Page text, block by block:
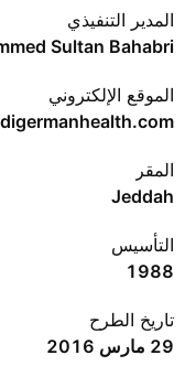
المدير التنفيذي
Sultan Bahabri
الموقع الإلكتروني
المقر
Jeddah
التأسيس
1988
تاريخ الطرح
29 مارس 2016